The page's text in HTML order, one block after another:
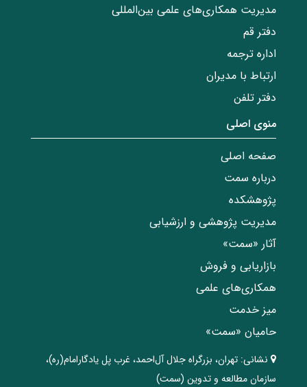
مدیریت همکاری‌های علمی بین‌المللی
دفتر قم
اداره ترجمه
ارتباط با مدیران
دفتر تلفن
منوی اصلی
صفحه اصلی
درباره سمت
پژوهشکده
مدیریت پژوهشی و ارزشیابی
آثار «سمت»
بازاریابی و فروش
همکاری‌های علمی
میز خدمت
حامیان «سمت»
نشانی: تهران، ‌بزرگراه ‌جلال آل‌احمد، غرب پل يادگار‌امام(ره)‌،
سازمان مطالعه و تدوین‌ (سمت)